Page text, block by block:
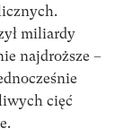
miliardy
najdroższe –
cięć